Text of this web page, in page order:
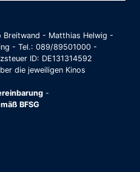
Breitwand - Matthias Helwig -
- Tel.: 089/89501000 -
ID: DE131314592
die jeweiligen Kinos
-
BFSG